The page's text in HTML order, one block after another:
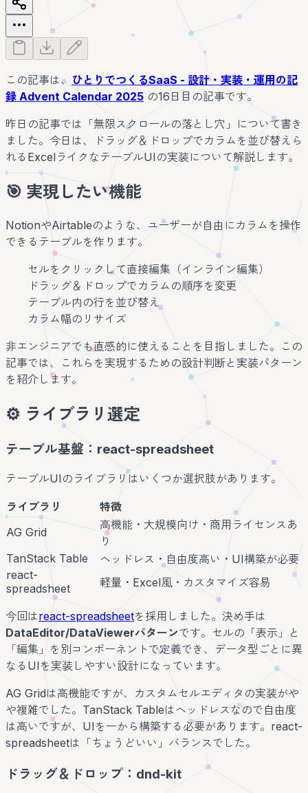
この記事は、 ひとりでつくるSaaS - 設計・実装・運用の記
録 Advent Calendar 2025 の16日目の記事です。
昨日の記事では「無限スクロールの落とし穴」について書き
ました。今日は、ドラッグ＆ドロップでカラムを並び替えら
れるExcelライクなテーブルUIの実装について解説します。
🎯 実現したい機能
NotionやAirtableのような、ユーザーが自由にカラムを操作
できるテーブルを作ります。
セルをクリックして直接編集（インライン編集）
ドラッグ＆ドロップでカラムの順序を変更
テーブル内の行を並び替え
カラム幅のリサイズ
非エンジニアでも直感的に使えることを目指しました。この
記事では、これらを実現するための設計判断と実装パターン
を紹介します。
⚙️ ライブラリ選定
テーブル基盤：react-spreadsheet
テーブルUIのライブラリはいくつか選択肢があります。
ライブラリ
特徴
AG Grid
高機能・大規模向け・商用ライセンスあ
り
TanStack Table
ヘッドレス・自由度高い・UI構築が必要
react-
spreadsheet
軽量・Excel風・カスタマイズ容易
今回はreact-spreadsheetを採用しました。決め手は
DataEditor/DataViewerパターンです。セルの「表示」と
「編集」を別コンポーネントで定義でき、データ型ごとに異
なるUIを実装しやすい設計になっています。
AG Gridは高機能ですが、カスタムセルエディタの実装がや
や複雑でした。TanStack Tableはヘッドレスなので自由度
は高いですが、UIを一から構築する必要があります。react-
spreadsheetは「ちょうどいい」バランスでした。
ドラッグ＆ドロップ：dnd-kit